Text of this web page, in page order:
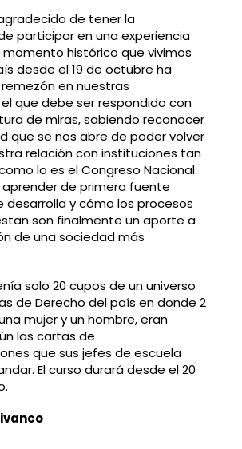
de tener la
participar en una experiencia
momento histórico que vivimos
desde el 19 de octubre ha
en nuestras
que debe ser respondido con
de miras, sabiendo reconocer
que se nos abre de poder volver
relación con instituciones tan
lo es el Congreso Nacional.
aprender de primera fuente
desarrolla y cómo los procesos
son finalmente un aporte a
de una sociedad más
solo 20 cupos de un universo
de Derecho del país en donde 2
mujer y un hombre, eran
las cartas de
que sus jefes de escuela
El curso durará desde el 20